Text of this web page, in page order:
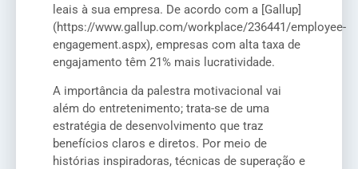
leais à sua empresa. De acordo com a [Gallup]
(https://www.gallup.com/workplace/236441/employee-
engagement.aspx), empresas com alta taxa de
engajamento têm 21% mais lucratividade.
A importância da palestra motivacional vai
além do entretenimento; trata-se de uma
estratégia de desenvolvimento que traz
benefícios claros e diretos. Por meio de
histórias inspiradoras, técnicas de superação e